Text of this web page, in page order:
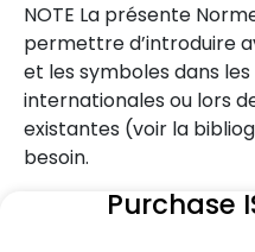
NOTE La présente
permettre d’introduire
et les symboles dans
internationales ou lors
existantes (voir la
besoin.
Purchase